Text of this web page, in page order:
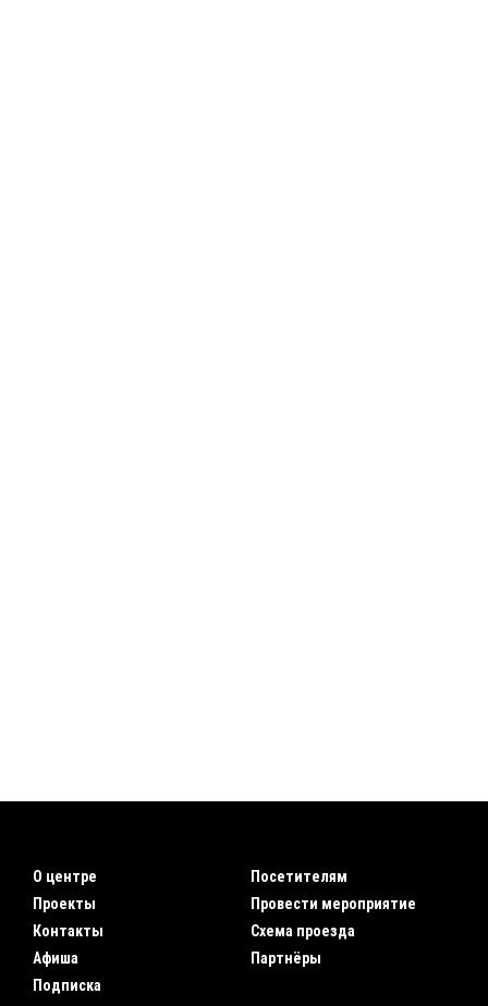
О центре
Проекты
Контакты
Афиша
Подписка
Посетителям
Провести мероприятие
Схема проезда
Партнёры